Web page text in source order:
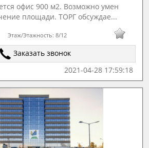
офис 900 м2. Возможно умен
площади. ТОРГ обсуждае...
Этаж/Этажность: 8/12
Заказать звонок
2021-04-28 17:59:18